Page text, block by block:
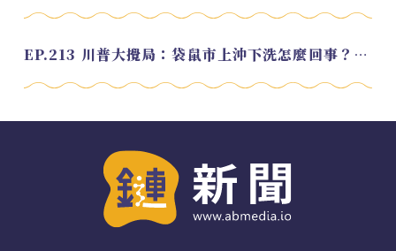
EP.213 川普大攪局：袋鼠市上沖下洗怎麼回事？feat. Alvin